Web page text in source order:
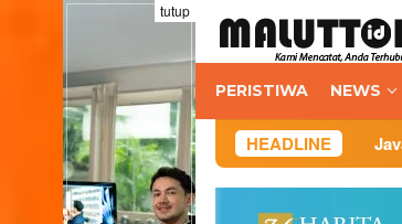
Loncat
konten
tutup
PERISTIWA NEWS
HEADLINE
Java United FC: